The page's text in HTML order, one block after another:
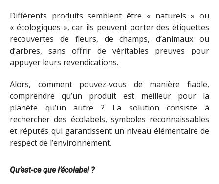
Différents produits semblent être « naturels » ou
« écologiques », car ils peuvent porter des étiquettes
recouvertes de fleurs, de champs, d’animaux ou
d’arbres, sans offrir de véritables preuves pour
appuyer leurs revendications.
Alors, comment pouvez-vous de manière fiable,
comprendre qu’un produit est meilleur pour la
planète qu’un autre ? La solution consiste à
rechercher des écolabels, symboles reconnaissables
et réputés qui garantissent un niveau élémentaire de
respect de l’environnement.
Qu’est-ce que l’écolabel ?